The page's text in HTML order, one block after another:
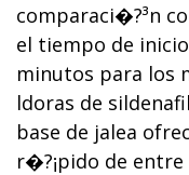
comparaci�?³n
el tiempo de
minutos para los
ldoras de
base de jalea
r�?¡pido de